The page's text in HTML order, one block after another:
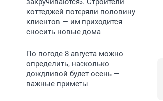
закручиваются». Строители
коттеджей потеряли половину
клиентов — им приходится
сносить новые дома
По погоде 8 августа можно
определить, насколько
дождливой будет осень —
важные приметы